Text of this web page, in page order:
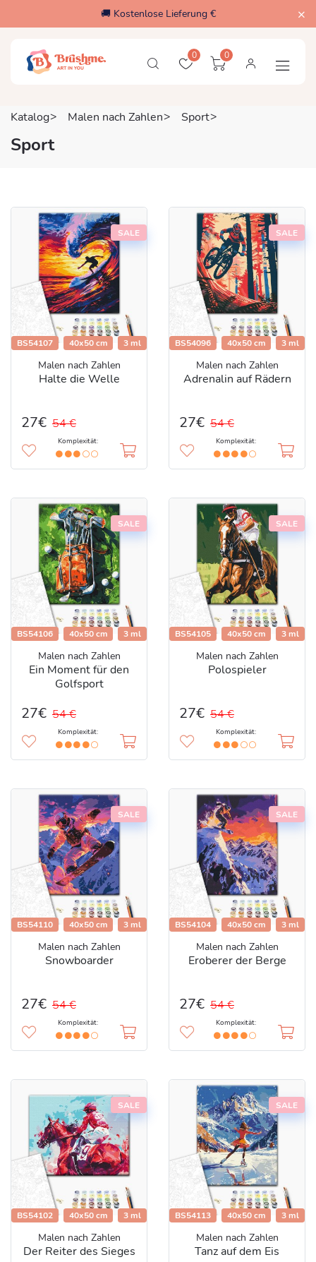
🚚 Kostenlose Lieferung €
0 0
Katalog Malen nach Zahlen Sport
Sport
SALE
BS54107 40x50 cm 3 ml
Malen nach Zahlen
Halte die Welle
27€ 54 €
Komplexität:
SALE
BS54096 40x50 cm 3 ml
Malen nach Zahlen
Adrenalin auf Rädern
27€ 54 €
Komplexität:
SALE
BS54106 40x50 cm 3 ml
Malen nach Zahlen
Ein Moment für den
Golfsport
27€ 54 €
Komplexität:
SALE
BS54105 40x50 cm 3 ml
Malen nach Zahlen
Polospieler
27€ 54 €
Komplexität:
SALE
BS54110 40x50 cm 3 ml
Malen nach Zahlen
Snowboarder
27€ 54 €
Komplexität:
SALE
BS54104 40x50 cm 3 ml
Malen nach Zahlen
Eroberer der Berge
27€ 54 €
Komplexität:
SALE
BS54102 40x50 cm 3 ml
Malen nach Zahlen
Der Reiter des Sieges
SALE
BS54113 40x50 cm 3 ml
Malen nach Zahlen
Tanz auf dem Eis